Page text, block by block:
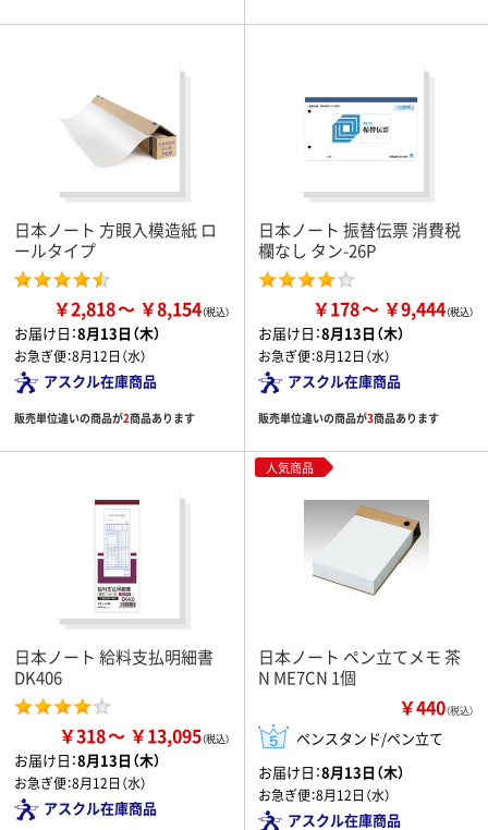
日本ノート 方眼入模造紙 ロ
ールタイプ
￥2,818 ￥8,154
お届け日：8月13日（木）
お急ぎ便：8月12日（水）
アスクル在庫商品
販売単位違いの商品が2商品あります
日本ノート 振替伝票 消費税
欄なし タン-26P
￥178 ￥9,444
お届け日：8月13日（木）
お急ぎ便：8月12日（水）
アスクル在庫商品
販売単位違いの商品が3商品あります
日本ノート 給料支払明細書
DK406
￥318 ￥13,095
お届け日：8月13日（木）
お急ぎ便：8月12日（水）
アスクル在庫商品
人気商品
日本ノート ペン立てメモ 茶
N ME7CN 1個
￥440（税込）
ペンスタンド/ペン立て
お届け日：8月13日（木）
お急ぎ便：8月12日（水）
アスクル在庫商品